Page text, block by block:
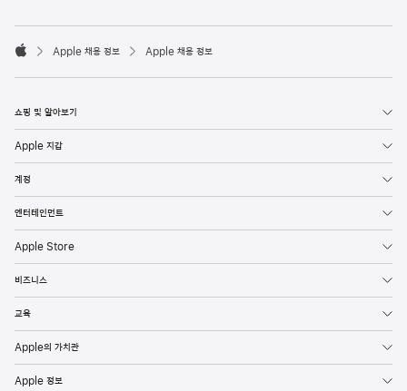
o
e

p
l
Apple 채용 정보 Apple 채용 정보
쇼핑 및 알아보기
Apple 지갑
계정
엔터테인먼트
Apple Store
비즈니스
교육
Apple의 가치관
Apple 정보